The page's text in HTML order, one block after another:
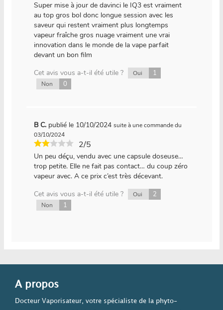
Super mise à jour de davinci le IQ3 est vraiment
au top gros bol donc longue session avec les
saveur qui restent vraiment plus longtemps
vapeur fraîche gros nuage vraiment une vrai
innovation dans le monde de la vape parfait
devant un bon film
Cet avis vous a-t-il été utile ?
Oui 1
Non 0
B C. publié le 10/10/2024 suite à une commande du
03/10/2024
2/5
Un peu déçu, vendu avec une capsule doseuse…
trop petite. Elle ne fait pas contact… du coup zéro
vapeur avec. A ce prix c’est très décevant.
Cet avis vous a-t-il été utile ?
Oui 2
Non 1
A propos
Docteur Vaporisateur, votre spécialiste de la phyto-